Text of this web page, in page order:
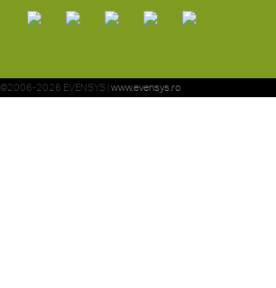
©2006-2026 EVENSYS | www.evensys.ro